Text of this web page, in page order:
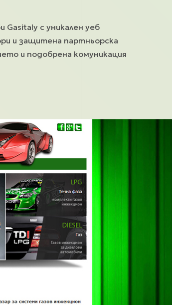
с уникален уеб
и защитена партньорска
и подобрена комуникация